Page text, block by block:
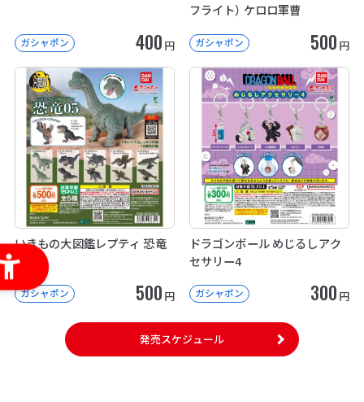
ガシャポン 400 円
フライト） ケロロ軍曹
ガシャポン 500 円
いきもの大図鑑レプティ 恐竜
05
ガシャポン 500 円
ドラゴンボール めじるしアク
セサリー4
ガシャポン 300 円
発売スケジュール